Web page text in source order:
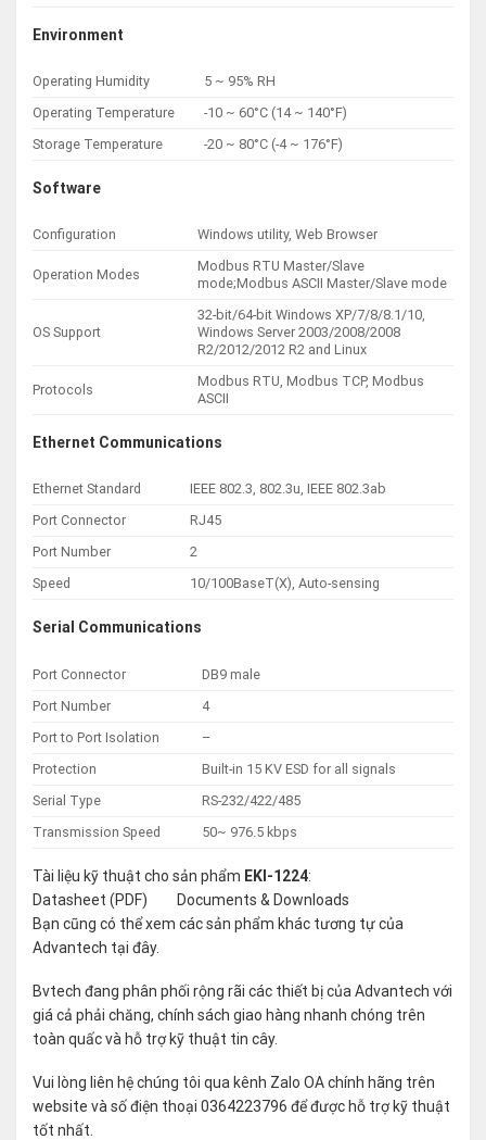
Environment
Operating Humidity
5 ~ 95% RH
Operating Temperature
-10 ~ 60°C (14 ~ 140°F)
Storage Temperature
-20 ~ 80°C (-4 ~ 176°F)
Software
Configuration Windows utility, Web Browser
Operation Modes
Modbus RTU Master/Slave
mode;Modbus ASCII Master/Slave mode
OS Support
32-bit/64-bit Windows XP/7/8/8.1/10,
Windows Server 2003/2008/2008
R2/2012/2012 R2 and Linux
Protocols
Modbus RTU, Modbus TCP, Modbus
ASCII
Ethernet Communications
Ethernet Standard
IEEE 802.3, 802.3u, IEEE 802.3ab
Port Connector
RJ45
Port Number
2
Speed
10/100BaseT(X), Auto-sensing
Serial Communications
Port Connector
DB9 male
Port Number
4
Port to Port Isolation
–
Protection
Built-in 15 KV ESD for all signals
Serial Type
RS-232/422/485
Transmission Speed
50~ 976.5 kbps
Tài liệu kỹ thuật cho sản phẩm EKI-1224:
Datasheet (PDF)
Documents & Downloads
Bạn cũng có thể xem các sản phẩm khác tương tự của
Advantech tại đây.
Bvtech đang phân phối rộng rãi các thiết bị của Advantech với
giá cả phải chăng, chính sách giao hàng nhanh chóng trên
toàn quấc và hỗ trợ kỹ thuật tin cây.
Vui lòng liên hệ chúng tôi qua kênh Zalo OA chính hãng trên
website và số điện thoại 0364223796 để được hỗ trợ kỹ thuật
tốt nhất.